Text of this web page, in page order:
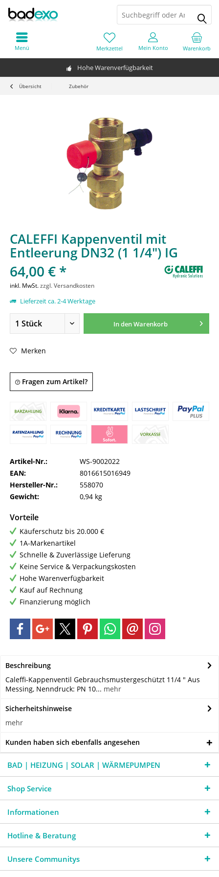
Hohe Warenverfügbarkeit
Warenkorb
Merkzettel Mein Konto
Menü
Übersicht Zubehör
CALEFFI Kappenventil mit
Entleerung DN32 (1 1/4") IG
64,00 € *
inkl. MwSt.zzgl. Versandkosten
Lieferzeit ca. 2-4 Werktage
In denWarenkorb
Merken
Fragen zum Artikel?
Artikel-Nr.:
WS-9002022
EAN:
8016615016949
Hersteller-Nr.:
558070
Gewicht:
0,94 kg
Vorteile
Käuferschutz bis 20.000 €
1A-Markenartikel
Schnelle & Zuverlässige Lieferung
Keine Service & Verpackungskosten
Hohe Warenverfügbarkeit
Kauf auf Rechnung
Finanzierung möglich
Beschreibung
Caleffi-Kappenventil Gebrauchsmustergeschützt 11/4 " Aus
Messing, Nenndruck: PN 10... mehr
Sicherheitshinweise
mehr
Kunden haben sich ebenfalls angesehen
BAD | HEIZUNG | SOLAR | WÄRMEPUMPEN
Shop Service
Informationen
Hotline & Beratung
Unsere Communitys